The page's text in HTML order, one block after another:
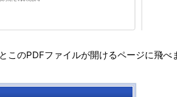
このPDFファイルが開けるページに飛べ